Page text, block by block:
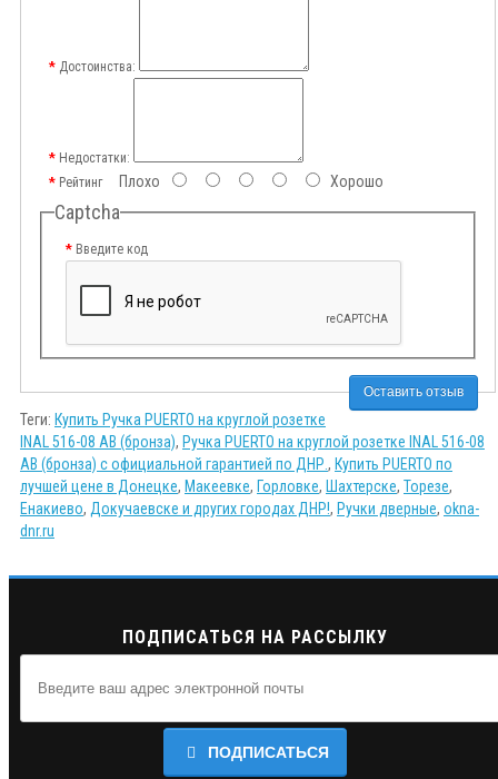
Достоинства:
Недостатки:
РейтингПлохо Хорошо
Captcha
Введите код
Оставить отзыв
Теги: Купить Ручка PUERTO на круглой розетке
INAL 516-08 AB (бронза), Ручка PUERTO на круглой розетке INAL 516-08
AB (бронза) с официальной гарантией по ДНР. , Купить PUERTO по
лучшей цене в Донецке, Макеевке, Горловке, Шахтерске, Торезе,
Енакиево, Докучаевске и других городах ДНР!, Ручки дверные, okna-
dnr.ru
ПОДПИСАТЬСЯ НА РАССЫЛКУ
ПОДПИСАТЬСЯ